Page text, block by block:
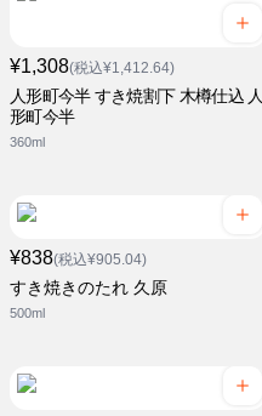
¥1,308(税込¥1,412.64)
人形町今半 すき焼割下 木樽仕込 人
形町今半
360ml
¥838(税込¥905.04)
すき焼きのたれ 久原
500ml